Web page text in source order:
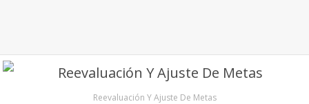
Reevaluación Y Ajuste De Metas